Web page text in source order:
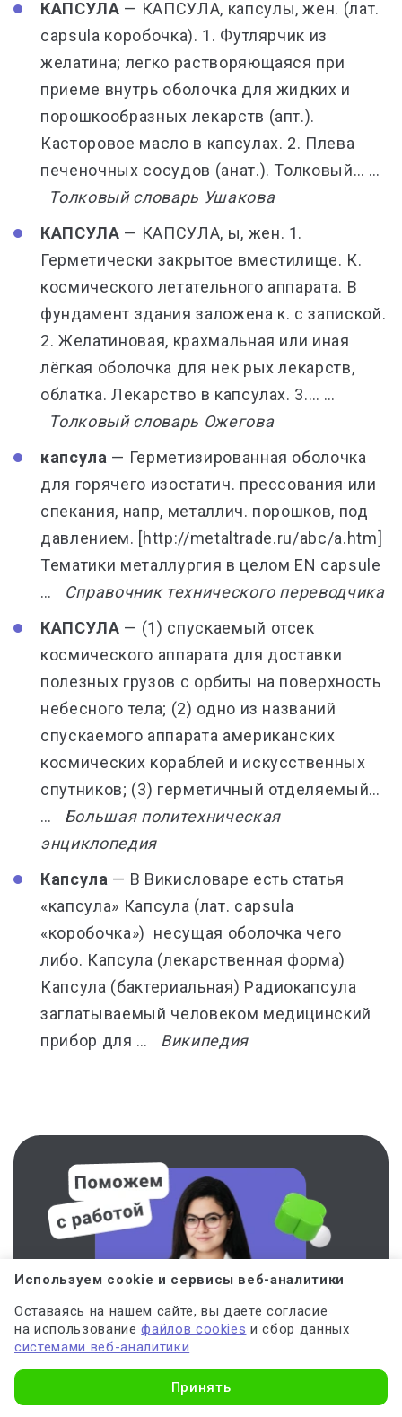
КАПСУЛА — КАПСУЛА, капсулы, жен. (лат.
capsula коробочка). 1. Футлярчик из
желатина; легко растворяющаяся при
приеме внутрь оболочка для жидких и
порошкообразных лекарств (апт.).
Касторовое масло в капсулах. 2. Плева
печеночных сосудов (анат.). Толковый… …
Толковый словарь Ушакова
КАПСУЛА — КАПСУЛА, ы, жен. 1.
Герметически закрытое вместилище. К.
космического летательного аппарата. В
фундамент здания заложена к. с запиской.
2. Желатиновая, крахмальная или иная
лёгкая оболочка для нек рых лекарств,
облатка. Лекарство в капсулах. 3.… …
Толковый словарь Ожегова
капсула — Герметизированная оболочка
для горячего изостатич. прессования или
спекания, напр, металлич. порошков, под
давлением. [http://metaltrade.ru/abc/a.htm]
Тематики металлургия в целом EN capsule
…
Справочник технического переводчика
КАПСУЛА — (1) спускаемый отсек
космического аппарата для доставки
полезных грузов с орбиты на поверхность
небесного тела; (2) одно из названий
спускаемого аппарата американских
космических кораблей и искусственных
спутников; (3) герметичный отделяемый…
… Большая политехническая
энциклопедия
Капсула — В Викисловаре есть статья
«капсула» Капсула (лат. capsula
«коробочка») несущая оболочка чего
либо. Капсула (лекарственная форма)
Капсула (бактериальная) Радиокапсула
заглатываемый человеком медицинский
прибор для … Википедия
Используем cookie и сервисы веб-аналитики
Оставаясь на нашем сайте, вы даете согласие
на использованиефайлов cookies и сбор данных
системами веб-аналитики
Принять